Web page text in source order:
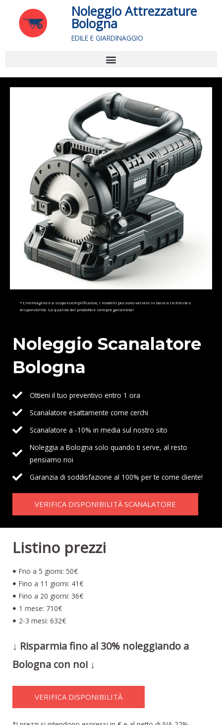
contenuto
Noleggio Attrezzature
Bologna
EDILE E GIARDINAGGIO
Noleggio Scanalatore
Bologna
Ottieni il tuo preventivo entro 1 ora
Scanalatore esattamente come cerchi
Scanalatore a -10% in media sul nostro sito
Noleggia a Bologna solo quando ti serve, al resto
pensiamo noi
Garanzia di soddisfazione al 100% per te come cliente!
VERIFICA DISPONIBILITÀ SCANALATORE
* L’immagine è a scopo esemplificativo, i modelli possono variare in base a richieste e
disponibilità. La qualità del prodotto è sempre garantita!
Listino prezzi
Fno a 5 giorni: 50€
Fino a 11 giorni: 41€
Fino a 20 giorni: 36€
1 mese: 710€
2-3 mesi: 632€
↓ Risparmia fino al 30% noleggiando a
Bologna con noi ↓
VERIFICA DISPONIBILITÀ